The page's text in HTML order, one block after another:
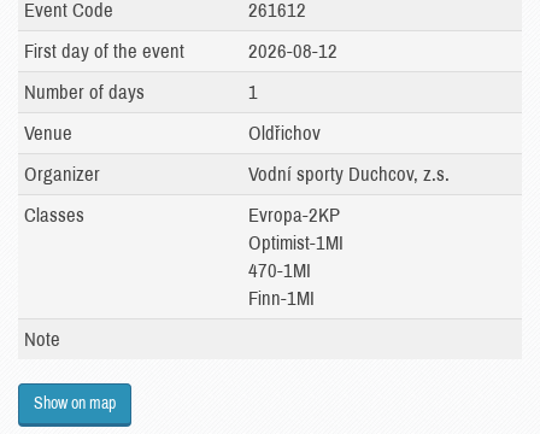
Event Code
261612
First day of the event
2026-08-12
Number of days
1
Venue
Oldřichov
Organizer
Vodní sporty Duchcov, z.s.
Classes
Evropa-2KP
Optimist-1MI
470-1MI
Finn-1MI
Note
Show on map